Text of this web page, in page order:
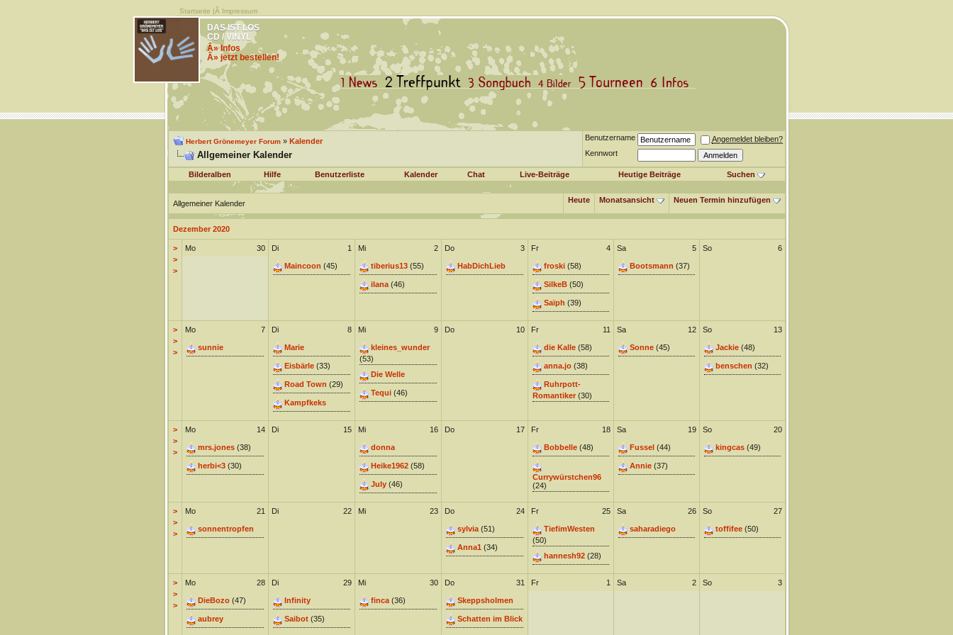
Startseite |Â Impressum
DAS IST LOS
CD / VINYL
Â» Infos
Â» jetzt bestellen!
Herbert Grönemeyer Forum» Kalender
Allgemeiner Kalender
Benutzername
Angemeldet bleiben?
Kennwort
Bilderalben Hilfe Benutzerliste Kalender Chat Live-Beiträge Heutige Beiträge Suchen
Allgemeiner Kalender Heute Monatsansicht Neuen Termin hinzufügen
Dezember 2020
>
>
>
30
Mo 1
Di
Maincoon (45)
2
Mi
tiberius13(55)
ilana(46)
3
Do
HabDichLieb
4
Fr
froski(58)
SilkeB(50)
Saïph (39)
5
Sa
Bootsmann (37)
6
So
>
>
>
7
Mo
sunnie
8
Di
Marie
Eisbärle(33)
Road Town (29)
Kampfkeks
9
Mi
kleines_wunder
(53)
Die Welle
Tequi(46)
10
Do 11
Fr
die Kalle(58)
anna.jo(38)
Ruhrpott-
Romantiker(30)
12
Sa
Sonne(45)
13
So
Jackie(48)
benschen (32)
>
>
>
14
Mo
mrs.jones(38)
herbi<3(30)
15
Di 16
Mi
donna
Heike1962(58)
July(46)
17
Do 18
Fr
Bobbelle(48)
Currywürstchen96
(24)
19
Sa
Fussel (44)
Annie(37)
20
So
kingcas(49)
>
>
>
21
Mo
sonnentropfen
22
Di 23
Mi 24
Do
sylvia(51)
Anna1(34)
25
Fr
TiefimWesten
(50)
hannesh92(28)
26
Sa
saharadiego
27
So
toffifee(50)
>
>
>
28
Mo
DieBozo(47)
aubrey
29
Di
Infinity
Saibot(35)
30
Mi
finca(36)
31
Do
Skeppsholmen
Schatten im Blick
1
Fr 2
Sa 3
So